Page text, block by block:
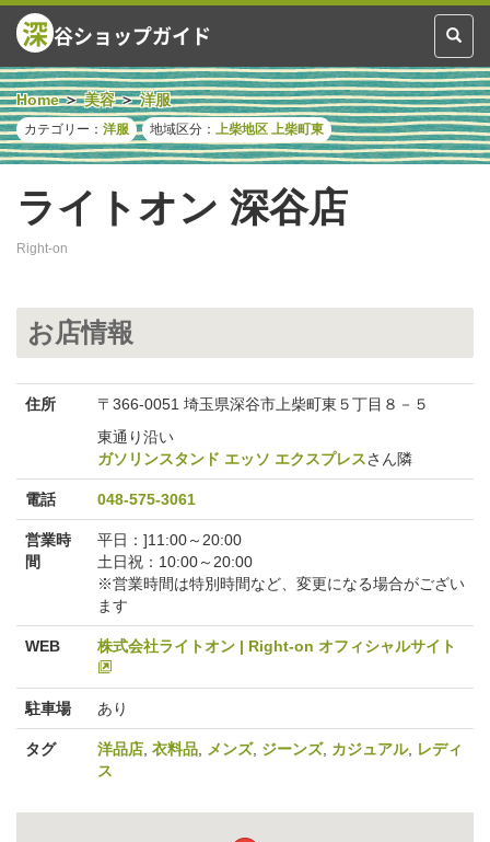
Toggle
深 谷ショップガイド
Home 美容 洋服
カテゴリー： 洋服 地域区分： 上柴地区 上柴町東
ライトオン 深谷店
Right-on
お店情報
住所
〒366-0051 埼玉県深谷市上柴町東５丁目８－５
東通り沿い
ガソリンスタンド エッソ エクスプレスさん隣
電話 048-575-3061
営業時
間
平日：]11:00～20:00
土日祝：10:00～20:00
※営業時間は特別時間など、変更になる場合がござい
ます
WEB 株式会社ライトオン | Right-on オフィシャルサイト
駐車場 あり
タグ 洋品店 衣料品 メンズ, ジーンズ, カジュアル, レディ
ス